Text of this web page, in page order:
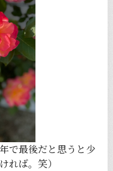
で最後だと思うと少
れば。笑）